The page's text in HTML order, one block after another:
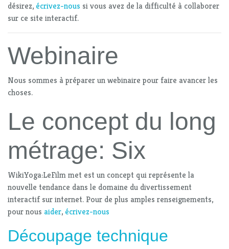
désirez, écrivez-nous si vous avez de la difficulté à collaborer
sur ce site interactif.
Webinaire
Nous sommes à préparer un webinaire pour faire avancer les
choses.
Le concept du long
métrage: Six
WikiYoga:LeFilm met est un concept qui représente la
nouvelle tendance dans le domaine du divertissement
interactif sur internet. Pour de plus amples renseignements,
pour nous aider, écrivez-nous
Découpage technique